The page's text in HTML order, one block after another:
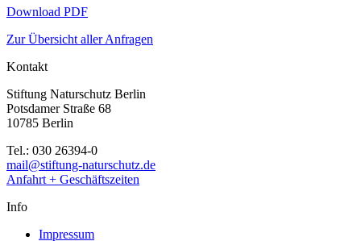
Download PDF
Zur Übersicht aller Anfragen
Kontakt
Stiftung Naturschutz Berlin
Potsdamer Straße 68
10785 Berlin
Tel.: 030 26394-0
mail@stiftung-naturschutz.de
Anfahrt + Geschäftszeiten
Info
Impressum